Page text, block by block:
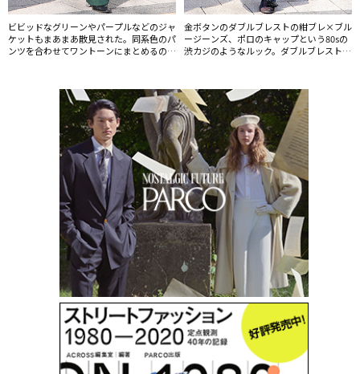
ビビッドなグリーンやパープルなどのジャ
ケットもまあまあ散見された。同系色のパ
ンツを合わせてワントーンにまとめるのも
金ボタンのダブルブレストの紺ブレ×ブル
ージーンズ、ポロのキャップという80sの
渋カジのようなルック。ダブルブレストは